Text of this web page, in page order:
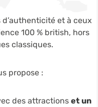
et à ceux
100 % british, hors
classiques.
propose :
des attractions et un